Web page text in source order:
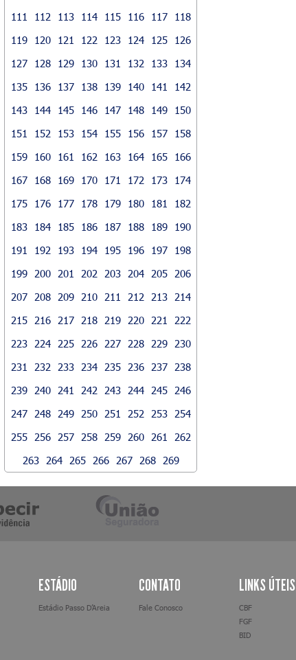
111
112 113 114 115 116 117
118
119
120 121 122 123 124 125
126
127
128 129 130 131 132 133
134
135
136 137 138 139 140 141
142
143
144 145 146 147 148 149
150
151
152 153 154 155 156 157
158
159
160 161 162 163 164 165
166
167
168 169 170 171 172 173
174
175
176 177 178 179 180 181
182
183
184 185 186 187 188 189
190
191
192 193 194 195 196 197
198
199
200 201 202 203 204 205
206
207
208 209 210 211 212 213
214
215
216 217 218 219 220 221
222
223
224 225 226 227 228 229
230
231
232 233 234 235 236 237
238
239
240 241 242 243 244 245
246
247
248 249 250 251 252 253
254
255
256 257 258 259 260 261
262
263
264 265 266 267 268 269
ESTÁDIO
Estádio Passo D’Areia
CONTATO
Fale Conosco
LINKS ÚTEIS
CBF
FGF
BID